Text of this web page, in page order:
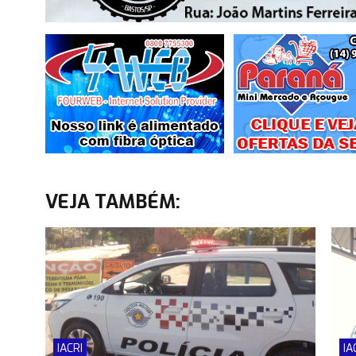
VEJA TAMBÉM:
IACRI